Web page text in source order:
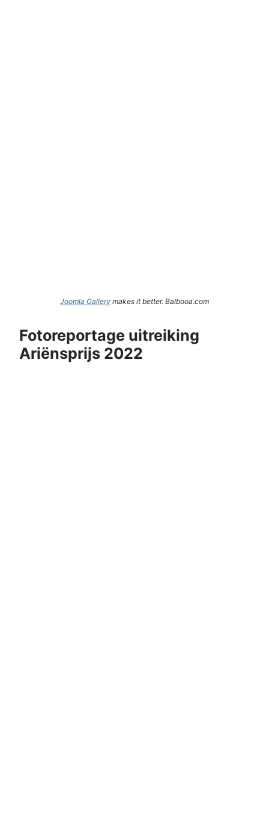
Joomla Gallery makes it better. Balbooa.com
Fotoreportage uitreiking
Ariënsprijs 2022